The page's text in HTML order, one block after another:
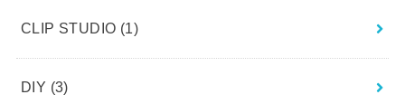
CLIP STUDIO (1)
DIY (3)